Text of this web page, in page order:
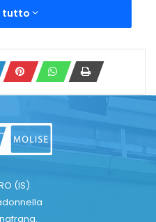
tutto
(IS)